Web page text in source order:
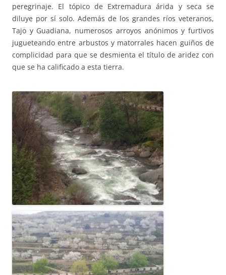
peregrinaje. El tópico de Extremadura árida y seca se
diluye por sí solo. Además de los grandes ríos veteranos,
Tajo y Guadiana, numerosos arroyos anónimos y furtivos
jugueteando entre arbustos y matorrales hacen guiños de
complicidad para que se desmienta el título de aridez con
que se ha calificado a esta tierra.